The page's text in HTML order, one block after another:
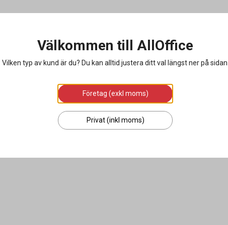
Välkommen till AllOffice
Vilken typ av kund är du? Du kan alltid justera ditt val längst ner på
Företag (exkl moms)
Privat (inkl moms)